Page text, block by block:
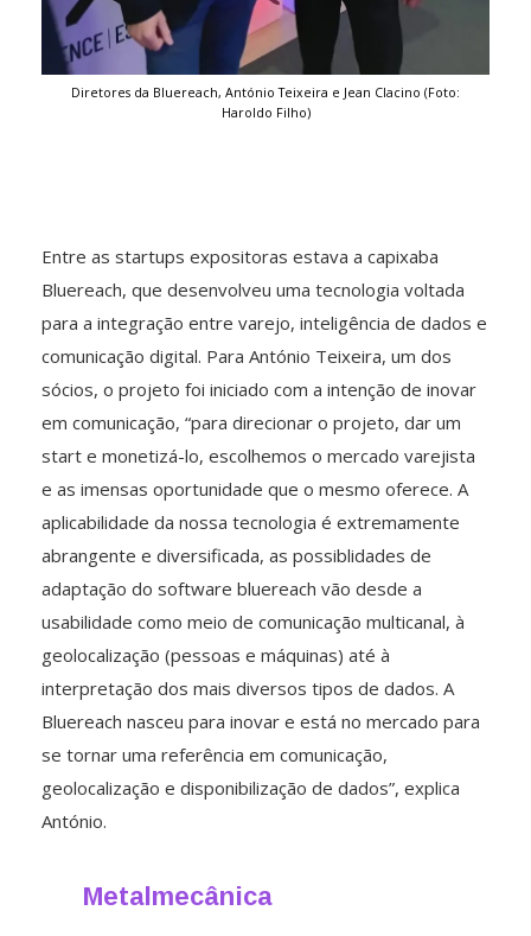
Diretores da Bluereach, António Teixeira e Jean Clacino (Foto:
Haroldo Filho)
Entre as startups expositoras estava a capixaba
Bluereach, que desenvolveu uma tecnologia voltada
para a integração entre varejo, inteligência de dados e
comunicação digital. Para António Teixeira, um dos
sócios, o projeto foi iniciado com a intenção de inovar
em comunicação, “para direcionar o projeto, dar um
start e monetizá-lo, escolhemos o mercado varejista
e as imensas oportunidade que o mesmo oferece. A
aplicabilidade da nossa tecnologia é extremamente
abrangente e diversificada, as possiblidades de
adaptação do software bluereach vão desde a
usabilidade como meio de comunicação multicanal, à
geolocalização (pessoas e máquinas) até à
interpretação dos mais diversos tipos de dados. A
Bluereach nasceu para inovar e está no mercado para
se tornar uma referência em comunicação,
geolocalização e disponibilização de dados”, explica
António.
Metalmecânica